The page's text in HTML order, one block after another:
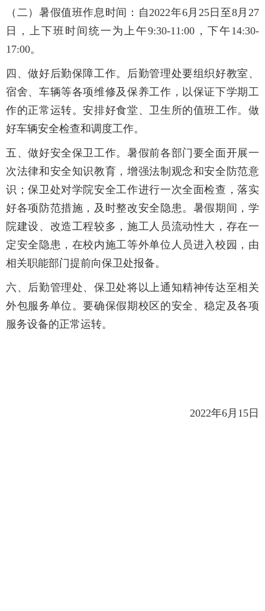
（二）暑假值班作息时间：自2022年6月25日至8月27
日，上下班时间统一为上午9:30-11:00，下午14:30-
17:00。
四、做好后勤保障工作。后勤管理处要组织好教室、
宿舍、车辆等各项维修及保养工作，以保证下学期工
作的正常运转。安排好食堂、卫生所的值班工作。做
好车辆安全检查和调度工作。
五、做好安全保卫工作。暑假前各部门要全面开展一
次法律和安全知识教育，增强法制观念和安全防范意
识；保卫处对学院安全工作进行一次全面检查，落实
好各项防范措施，及时整改安全隐患。暑假期间，学
院建设、改造工程较多，施工人员流动性大，存在一
定安全隐患，在校内施工等外单位人员进入校园，由
相关职能部门提前向保卫处报备。
六、后勤管理处、保卫处将以上通知精神传达至相关
外包服务单位。要确保假期校区的安全、稳定及各项
服务设备的正常运转。
2022年6月15日